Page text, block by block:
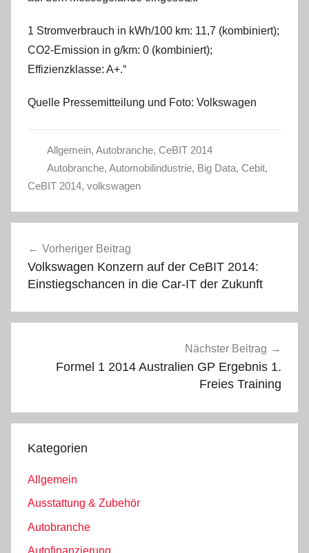
1 Stromverbrauch in kWh/100 km: 11,7 (kombiniert);
CO2-Emission in g/km: 0 (kombiniert);
Effizienzklasse: A+.“
Quelle Pressemitteilung und Foto: Volkswagen
Allgemein, Autobranche, CeBIT 2014
Autobranche, Automobilindustrie, Big Data, Cebit,
CeBIT 2014, volkswagen
Vorheriger Beitrag
Volkswagen Konzern auf der CeBIT 2014:
Einstiegschancen in die Car-IT der Zukunft
Nächster Beitrag
Formel 1 2014 Australien GP Ergebnis 1.
Freies Training
Kategorien
Allgemein
Ausstattung & Zubehör
Autobranche
Autofinanzierung